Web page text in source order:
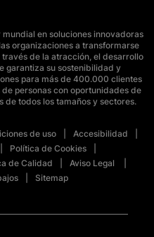
en soluciones innovadoras
organizaciones a transformarse
de la atracción, el desarrollo
garantiza su sostenibilidad y
para más de 400.000 clientes
personas con oportunidades de
de todos los tamaños y sectores.
de uso
Accesibilidad
Política de Cookies
de Calidad
Aviso Legal
Sitemap